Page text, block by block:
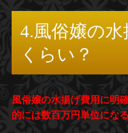
4.風俗嬢の
くらい？
風俗嬢の水揚げ費用に明
的には数百万円単位にな